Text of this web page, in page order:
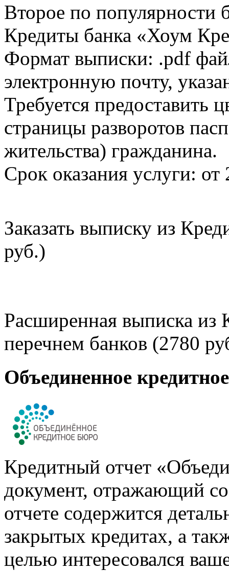
Второе по популярности
Кредиты банка «Хоум
Формат выписки: .pdf
электронную почту,
Требуется предоставить
страницы разворотов
жительства) гражданина.
Срок оказания услуги: от
Заказать выписку из
руб.)
Расширенная выписка из
перечнем банков (2780
Объединенное
Кредитный отчет
документ, отражающий
отчете содержится
закрытых кредитах, а
целью интересовался